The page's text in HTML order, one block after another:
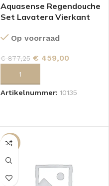
Aquasense Regendouche
Set Lavatera Vierkant
Op voorraad
€877,25 € 459,00
Artikelnummer: 10135
SALE